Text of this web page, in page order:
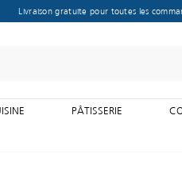
Livraison gratuite pour toutes les
PÂTISSERIE